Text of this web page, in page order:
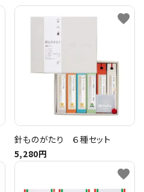
針ものがたり ６種セット
5,280円
favorite
favorite